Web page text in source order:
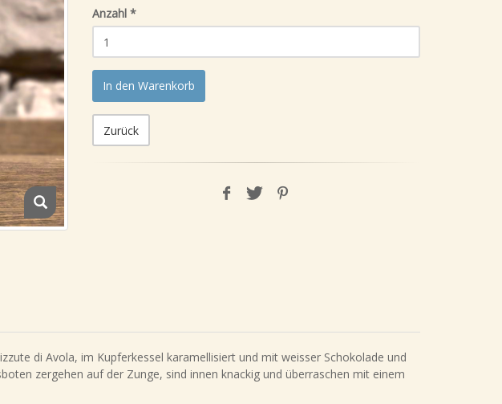
Anzahl *
In den Warenkorb
Zurück
di Avola, im Kupferkessel karamellisiert und mit weisser Schokolade und
zergehen auf der Zunge, sind innen knackig und überraschen mit einem